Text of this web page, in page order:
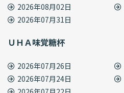
2026年08月02日
2026年07月31日
ＵＨＡ味覚糖杯
2026年07月26日
2026年07月24日